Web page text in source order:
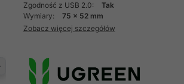
Następny
Zgodność z USB 2.0:
Tak
Wymiary:
75 x 52 mm
Zobacz więcej szczegółów